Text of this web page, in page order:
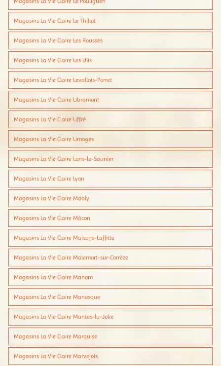
Magasins La Vie Claire Le Thillot
Magasins La Vie Claire Les Rousses
Magasins La Vie Claire Les Ulis
Magasins La Vie Claire Levallois-Perret
Magasins La Vie Claire Libramont
Magasins La Vie Claire Liffré
Magasins La Vie Claire Limoges
Magasins La Vie Claire Lons-le-Saunier
Magasins La Vie Claire Lyon
Magasins La Vie Claire Mably
Magasins La Vie Claire Mâcon
Magasins La Vie Claire Maisons-Laffitte
Magasins La Vie Claire Malemort-sur-Corrèze
Magasins La Vie Claire Manom
Magasins La Vie Claire Manosque
Magasins La Vie Claire Mantes-la-Jolie
Magasins La Vie Claire Marquise
Magasins La Vie Claire Marvejols